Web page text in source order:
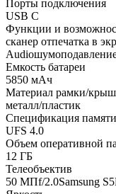
Порты подключения
USB C
Функции и
сканер отпечатка в
Емкость батареи
5850 мАч
Материал рамки/
металл/пластик
Спецификация памяти
UFS 4.0
Объем оперативной
12 ГБ
Телеобъектив
50 МПf/2.0Samsung